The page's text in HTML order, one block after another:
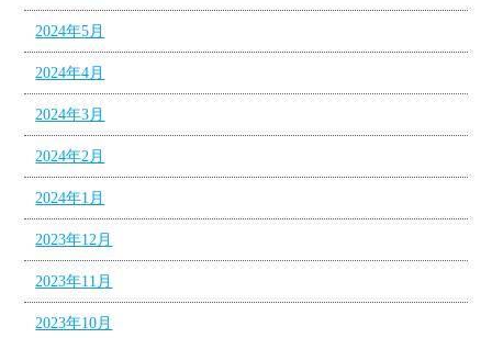
2024年5月
2024年4月
2024年3月
2024年2月
2024年1月
2023年12月
2023年11月
2023年10月